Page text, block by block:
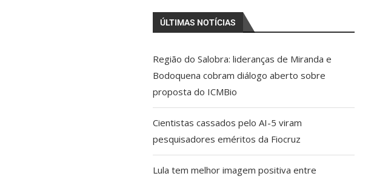
ÚLTIMAS NOTÍCIAS
Região do Salobra: lideranças de Miranda e
Bodoquena cobram diálogo aberto sobre
proposta do ICMBio
Cientistas cassados pelo AI-5 viram
pesquisadores eméritos da Fiocruz
Lula tem melhor imagem positiva entre